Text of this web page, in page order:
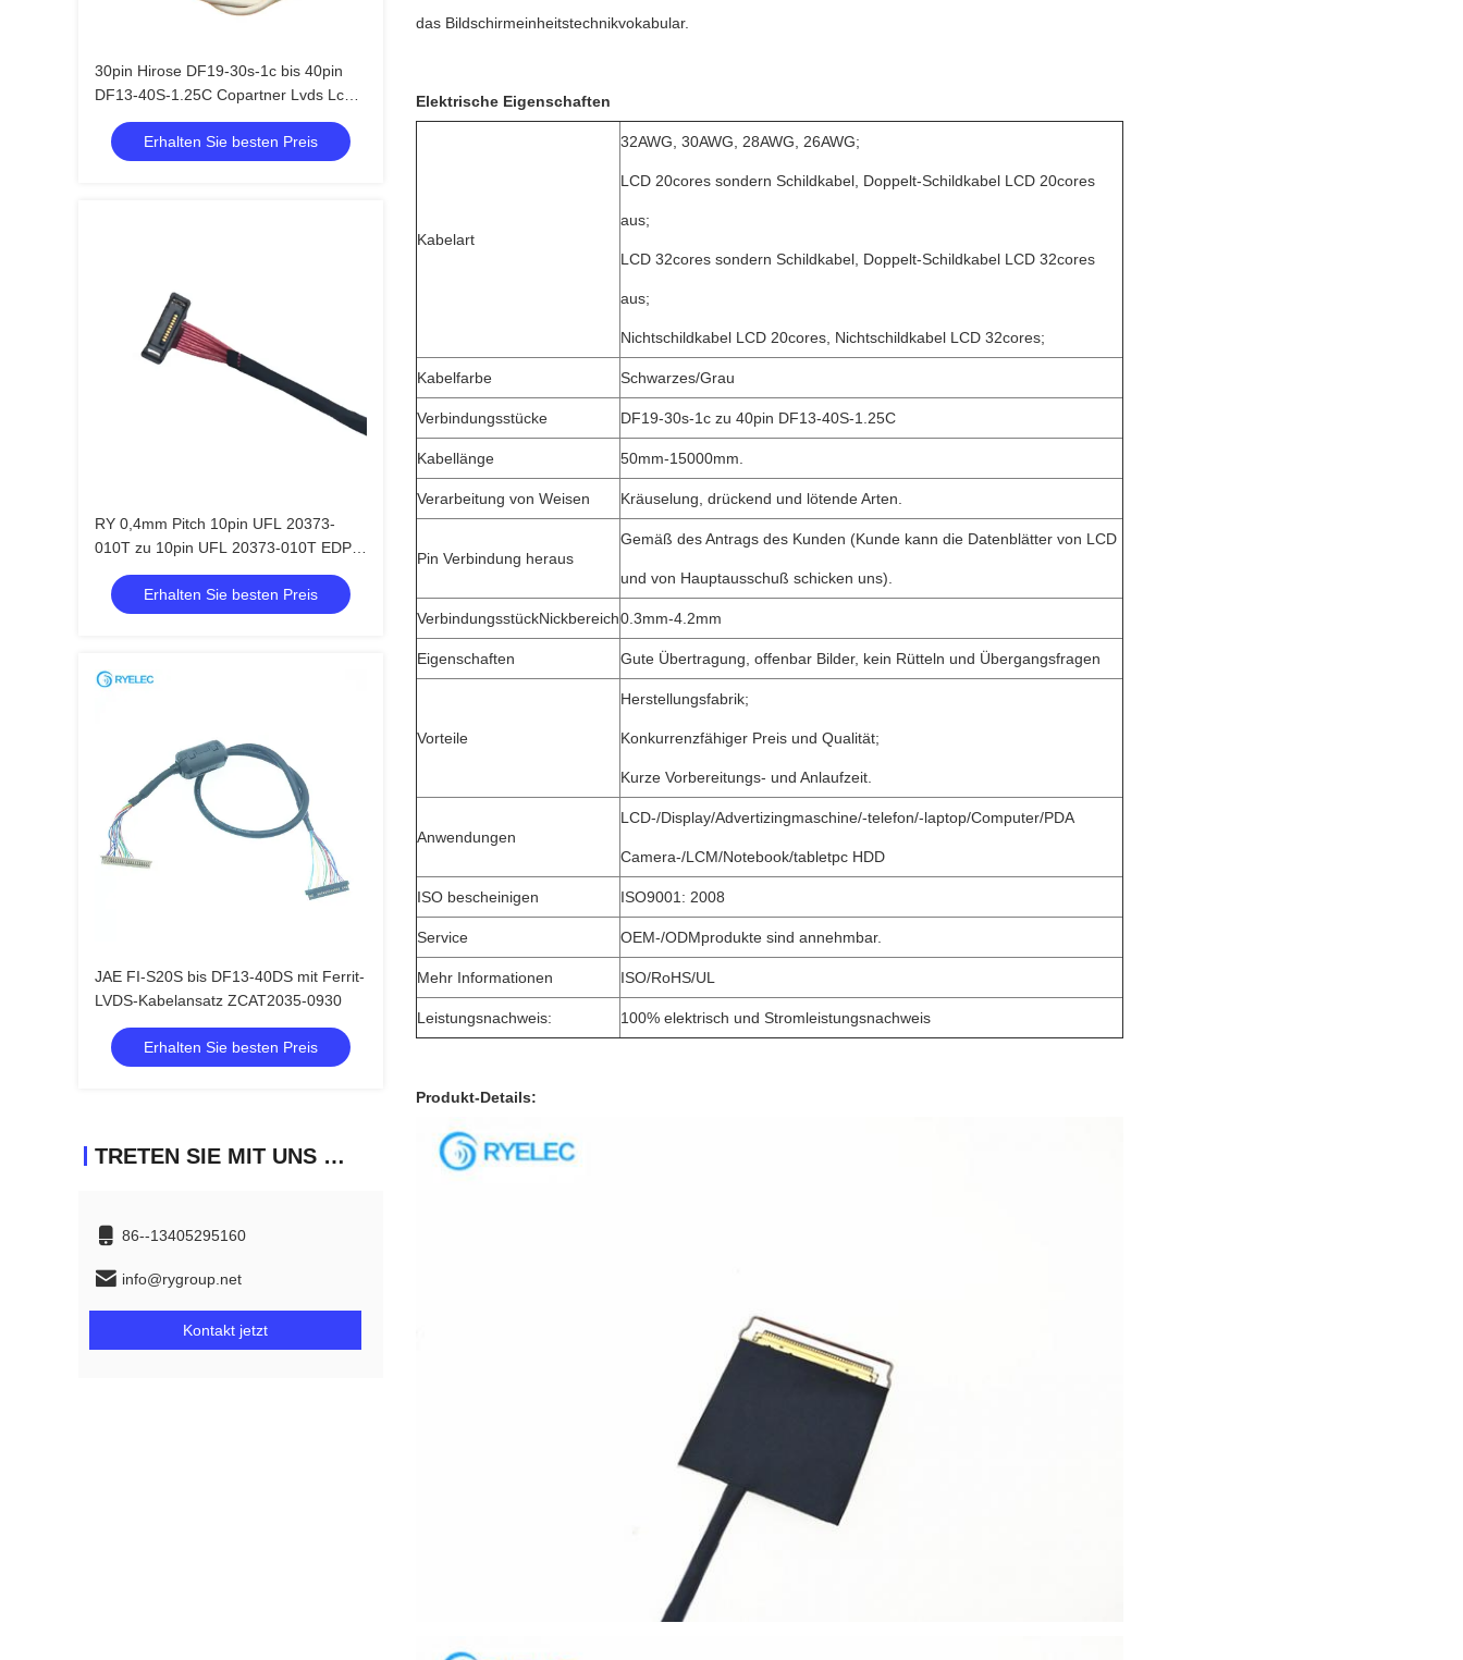
30pin Hirose DF19-30s-1c bis 40pin
DF13-40S-1.25C Copartner Lvds Lcd
Kabel
Erhalten Sie besten Preis
RY 0,4mm Pitch 10pin UFL 20373-
010T zu 10pin UFL 20373-010T EDP
Micro-Koaxialkabel AWG36 LVDS-
Kabelkonfektion
Erhalten Sie besten Preis
JAE FI-S20S bis DF13-40DS mit Ferrit-
LVDS-Kabelansatz ZCAT2035-0930
Erhalten Sie besten Preis
TRETEN SIE MIT UNS IN VERBINDUNG
86--13405295160
info@rygroup.net
Kontakt jetzt
das Bildschirmeinheitstechnikvokabular.
Elektrische Eigenschaften
Kabelart
32AWG, 30AWG, 28AWG, 26AWG;
LCD 20cores sondern Schildkabel, Doppelt-Schildkabel LCD 20cores
aus;
LCD 32cores sondern Schildkabel, Doppelt-Schildkabel LCD 32cores
aus;
Nichtschildkabel LCD 20cores, Nichtschildkabel LCD 32cores;
Kabelfarbe Schwarzes/Grau
Verbindungsstücke DF19-30s-1c zu 40pin DF13-40S-1.25C
Kabellänge 50mm-15000mm.
Verarbeitung von Weisen Kräuselung, drückend und lötende Arten.
Pin Verbindung heraus
Gemäß des Antrags des Kunden (Kunde kann die Datenblätter von LCD
und von Hauptausschuß schicken uns).
VerbindungsstückNickbereich0.3mm-4.2mm
Eigenschaften Gute Übertragung, offenbar Bilder, kein Rütteln und Übergangsfragen
Vorteile
Herstellungsfabrik;
Konkurrenzfähiger Preis und Qualität;
Kurze Vorbereitungs- und Anlaufzeit.
Anwendungen
LCD-/Display/Advertizingmaschine/-telefon/-laptop/Computer/PDA
Camera-/LCM/Notebook/tabletpc HDD
ISO bescheinigen ISO9001: 2008
Service OEM-/ODMprodukte sind annehmbar.
Mehr Informationen ISO/RoHS/UL
Leistungsnachweis: 100% elektrisch und Stromleistungsnachweis
Produkt-Details: